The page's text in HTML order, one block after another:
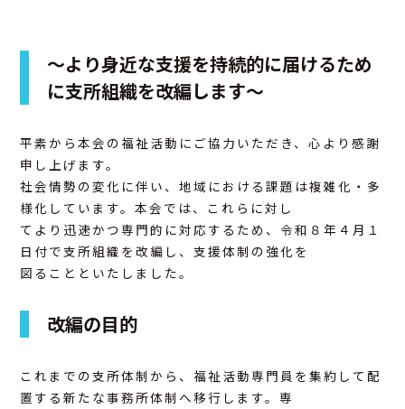
参加したい・貢献したい
利用したい
採用情報
アクセス
お問合せ
～より身近な支援を持続的に届けるため
に支所組織を改編します～
平素から本会の福祉活動にご協力いただき、心より感謝
申し上げます。
社会情勢の変化に伴い、地域における課題は複雑化・多
様化しています。本会では、これらに対し
てより迅速かつ専門的に対応するため、令和８年４月１
日付で支所組織を改編し、支援体制の強化を
図ることといたしました。
改編の目的
これまでの支所体制から、福祉活動専門員を集約して配
置する新たな事務所体制へ移行します。専